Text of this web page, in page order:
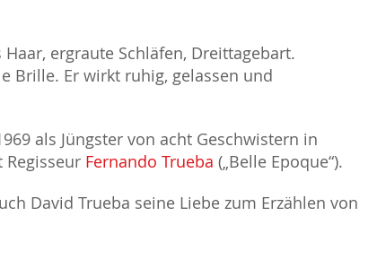
ergraute Schläfen, Dreittagebart.
Brille. Er wirkt ruhig, gelassen und
als Jüngster von acht Geschwistern in
Fernando Trueba („Belle Epoque“).
David Trueba seine Liebe zum Erzählen von